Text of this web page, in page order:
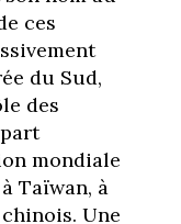
ces
du Sud,
des
mondiale
Taïwan, à
Une